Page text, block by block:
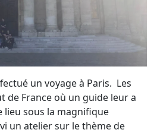
un voyage à Paris. Les
de France où un guide leur a
lieu sous la magnifique
un atelier sur le thème de